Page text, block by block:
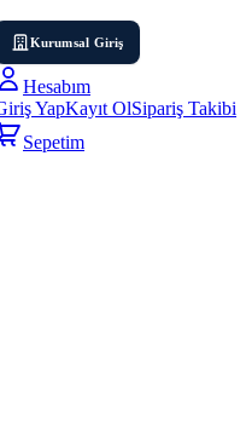
Kurumsal Giriş
Hesabım
YapKayıt OlSipariş Takibi
Sepetim